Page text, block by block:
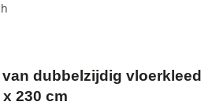
dubbelzijdig vloerkleed
230 cm